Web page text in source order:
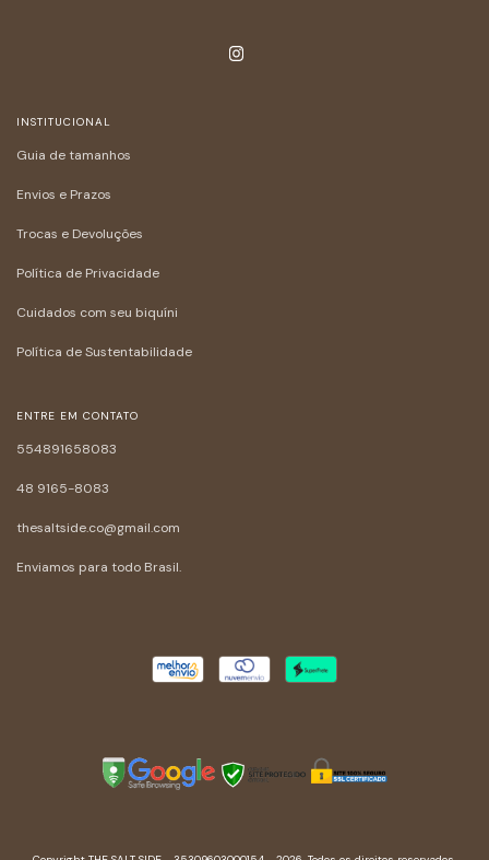
INSTITUCIONAL
Guia de tamanhos
Envios e Prazos
Trocas e Devoluções
Política de Privacidade
Cuidados com seu biquíni
Política de Sustentabilidade
ENTRE EM CONTATO
554891658083
48 9165-8083
thesaltside.co@gmail.com
Enviamos para todo Brasil.